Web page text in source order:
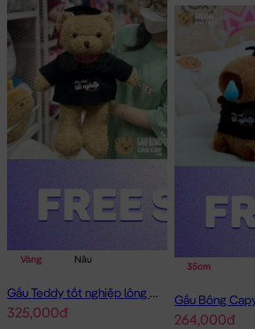
Vàng Nâu
Gấu Teddy tốt nghiệp lông xù 50cm
325,000đ
35cm
264,000đ